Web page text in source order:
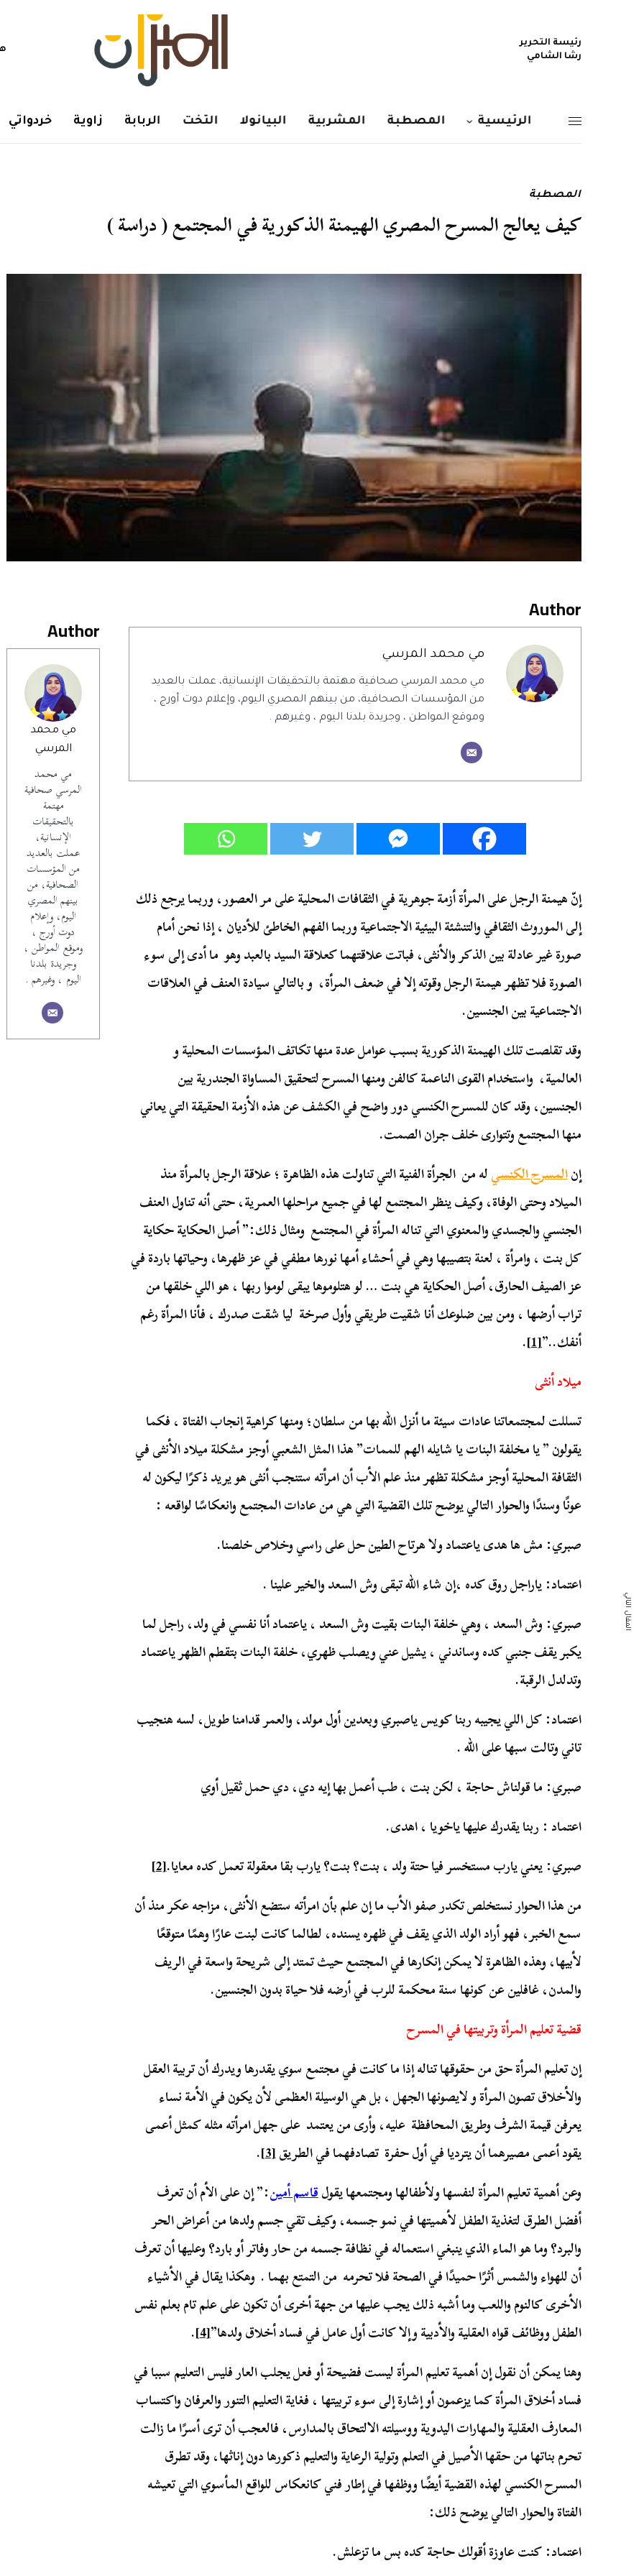
رئيسة التحرير
رشا الشامي
الرئيسية المصطبة المشربية البيانولا التخت الربابة زاوية خردواتي
المصطبة
كيف يعالج المسرح المصري الهيمنة الذكورية في المجتمع ( دراسة )
Author
مي محمد
المرسي
مي محمد
المرسي صحافية
مهتمة
بالتحقيقات
الإنسانية،
عملت بالعديد
من المؤسسات
الصحافية، من
بينهم المصري
اليوم، وإعلام
دوت أورج ،
وموقع المواطن ،
وجريدة بلدنا
اليوم ، وغيرهم .
Author
مي محمد المرسي
مي محمد المرسي صحافية مهتمة بالتحقيقات الإنسانية، عملت بالعديد
من المؤسسات الصحافية، من بينهم المصري اليوم، وإعلام دوت أورج ،
وموقع المواطن ، وجريدة بلدنا اليوم ، وغيرهم .
إنّ هيمنة الرجل على المرأة أزمة جوهرية في الثقافات المحلية على مر العصور، وربما يرجع ذلك
إلى الموروث الثقافي والتنشئة البيئية الاجتماعية وربما الفهم الخاطئ للأديان ، إذا نحن أمام
صورة غير عادلة بين الذكر والأنثى، فباتت علاقتهما كعلاقة السيد بالعبد وهو ما أدى إلى سوء
الصورة فلا تظهر هيمنة الرجل وقوته إلا في ضعف المرأة، و بالتالي سيادة العنف في العلاقات
الاجتماعية بين الجنسين.
وقد تقلصت تلك الهيمنة الذكورية بسبب عوامل عدة منها تكاتف المؤسسات المحلية و
العالمية، واستخدام القوى الناعمة كالفن ومنها المسرح لتحقيق المساواة الجندرية بين
الجنسين، وقد كان للمسرح الكنسي دور واضح في الكشف عن هذه الأزمة الحقيقة التي يعاني
منها المجتمع وتتوارى خلف جران الصمت.
إنالمسرح الكنسيله من الجرأة الفنية التي تناولت هذه الظاهرة ؛ علاقة الرجل بالمرأة منذ
الميلاد وحتى الوفاة، وكيف ينظر المجتمع لها في جميع مراحلها العمرية، حتى أنه تناول العنف
الجنسي والجسدي والمعنوي التي تناله المرأة في المجتمع ومثال ذلك:” أصل الحكاية حكاية
كل بنت ، وامرأة ، لعنة بتصيبها وهي في أحشاء أمها نورها مطفي في عز ظهرها، وحياتها باردة في
عز الصيف الحارق، أصل الحكاية هي بنت … لو هتلوموها يبقى لوموا ربها ، هو اللي خلقها من
تراب أرضها ، ومن بين ضلوعك أنا شقيت طريقي وأول صرخة ليا شقت صدرك ، فأنا المرأة رغم
أنفك..”[1]
.
ميلاد أنثى
تسللت لمجتمعاتنا عادات سيئة ما أنزل الله بها من سلطان؛ ومنها كراهية إنجاب الفتاة ، فكما
يقولون ” يا مخلفة البنات يا شايله الهم للممات” هذا المثل الشعبي أوجز مشكلة ميلاد الأنثى في
الثقافة المحلية أوجز مشكلة تظهر منذ علم الأب أن امرأته ستنجب أنثى هو يريد ذكرًا ليكون له
عونًا وسندًا والحوار التالي يوضح تلك القضية التي هي من عادات المجتمع وانعكاسًا لواقعه :
صبري: مش ها هدى ياعتماد ولا هرتاح الطين حل على راسي وخلاص خلصنا.
اعتماد: ياراجل روق كده ،إن شاء الله تبقى وش السعد والخير علينا .
صبري: وش السعد ، وهي خلفة البنات بقيت وش السعد ، ياعتماد أنا نفسي في ولد، راجل لما
يكبر يقف جنبي كده وساندني ، يشيل عني ويصلب ظهري، خلفة البنات بتقطم الظهر ياعتماد
وتدلدل الرقبة.
اعتماد: كل اللي يجيبه ربنا كويس ياصبري وبعدين أول مولد، والعمر قدامنا طويل، لسه هنجيب
تاني وتالت سبها على الله .
صبري: ما قولناش حاجة ، لكن بنت ، طب أعمل بها إيه دي، دي حمل ثقيل أوي
اعتماد : ربنا يقدرك عليها ياخويا ، اهدى.
صبري: يعني يارب مستخسر فيا حتة ولد ، بنت؟ بنت؟ يارب بقا معقولة تعمل كده معايا.[2]
من هذا الحوار نستخلص تكدر صفو الأب ما إن علم بأن امرأته ستضع الأنثى، مزاجه عكر منذ أن
سمع الخبر، فهو أراد الولد الذي يقف في ظهره يسنده، لطالما كانت لبنت عارًا وهمًا متوقعًا
لأبيها، وهذه الظاهرة لا يمكن إنكارها في المجتمع حيث تمتد إلى شريحة واسعة في الريف
والمدن، غافلين عن كونها سنة محكمة للرب في أرضه فلا حياة بدون الجنسين.
قضية تعليم المرأة وتربيتها في المسرح
إن تعليم المرأة حق من حقوقها تناله إذا ما كانت في مجتمع سوي يقدرها ويدرك أن تربية العقل
والأخلاق تصون المرأة و لايصونها الجهل ، بل هي الوسيلة العظمى لأن يكون في الأمة نساء
يعرفن قيمة الشرف وطريق المحافظة عليه، وأرى من يعتمد على جهل امرأته مثله كمثل أعمى
يقود أعمى مصيرهما أن يترديا في أول حفرة تصادفهما في الطريق[3]
.
وعن أهمية تعليم المرأة لنفسها ولأطفالها ومجتمعها يقولقاسم أمين:” إن على الأم أن تعرف
أفضل الطرق لتغذية الطفل لأهميتها في نمو جسمه، وكيف تقي جسم ولدها من أعراض الحر
والبرد؟ وما هو الماء الذي ينبغي استعماله في نظافة جسمه من حار وفاتر أو بارد؟ وعليها أن تعرف
أن للهواء والشمس أثرًا حميدًا في الصحة فلا تحرمه من التمتع بهما . وهكذا يقال في الأشياء
الأخرى كالنوم واللعب وما أشبه ذلك يجب عليها من جهة أخرى أن تكون على علم تام بعلم نفس
الطفل ووظائف قواه العقلية والأدبية وإلا كانت أول عامل في فساد أخلاق ولدها”[4]
.
وهنا يمكن أن نقول إن أهمية تعليم المرأة ليست فضيحة أو فعل يجلب العار فليس التعليم سببا في
فساد أخلاق المرأة كما يزعمون أو إشارة إلى سوء تربيتها ، فغاية التعليم التنور والعرفان واكتساب
المعارف العقلية والمهارات اليدوية ووسيلته الالتحاق بالمدارس، فالعجب أن ترى أسرًا ما زالت
تحرم بناتها من حقها الأصيل في التعلم وتولية الرعاية والتعليم ذكورها دون إناثها، وقد تطرق
المسرح الكنسي لهذه القضية أيضًا ووظفها في إطار فني كانعكاس للواقع المأسوي التي تعيشه
الفتاة والحوار التالي يوضح ذلك:
اعتماد: كنت عاوزة أقولك حاجة كده بس ما تزعلش.
المقال التالي